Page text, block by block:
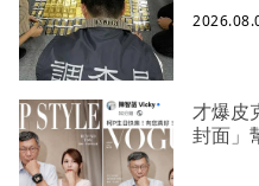
才爆皮
封面」